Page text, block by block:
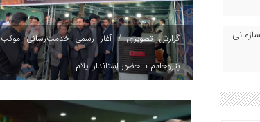
گزارش تصویری / آغاز رسمی خدمت‌رسانی موکب
پتروخادم با حضور استاندار ایلام